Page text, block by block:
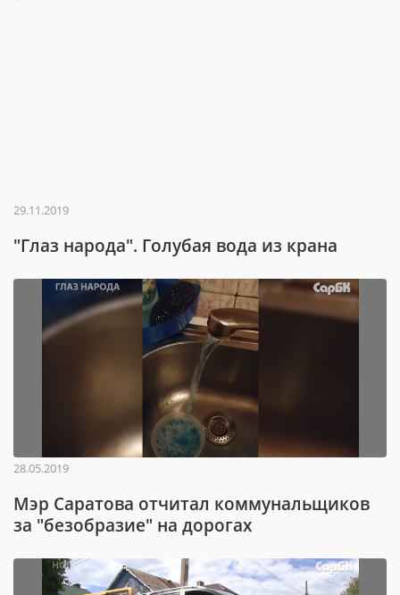
29.11.2019
"Глаз народа". Голубая вода из крана
28.05.2019
Мэр Саратова отчитал коммунальщиков
за "безобразие" на дорогах